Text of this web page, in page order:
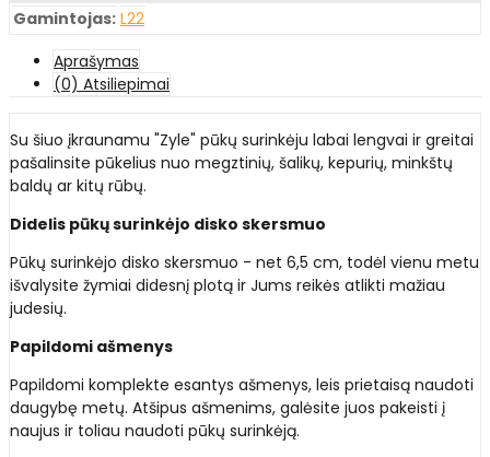
Gamintojas: L22
Aprašymas
(0) Atsiliepimai
Su šiuo įkraunamu "Zyle" pūkų surinkėju labai lengvai ir greitai
pašalinsite pūkelius nuo megztinių, šalikų, kepurių, minkštų
baldų ar kitų rūbų.
Didelis pūkų surinkėjo disko skersmuo
Pūkų surinkėjo disko skersmuo - net 6,5 cm, todėl vienu metu
išvalysite žymiai didesnį plotą ir Jums reikės atlikti mažiau
judesių.
Papildomi ašmenys
Papildomi komplekte esantys ašmenys, leis prietaisą naudoti
daugybę metų. Atšipus ašmenims, galėsite juos pakeisti į
naujus ir toliau naudoti pūkų surinkėją.